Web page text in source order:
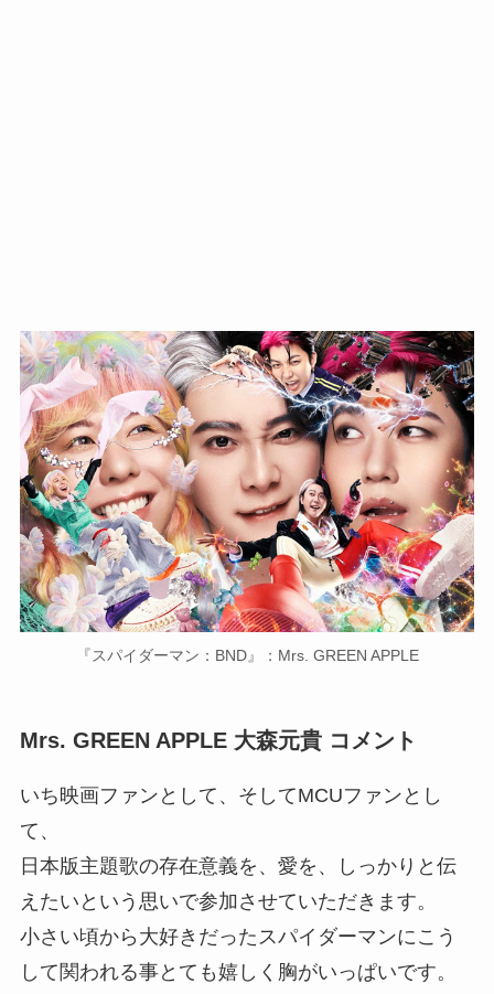
『スパイダーマン：BND』：Mrs. GREEN APPLE
Mrs. GREEN APPLE 大森元貴 コメント
いち映画ファンとして、そしてMCUファンとし
て、
日本版主題歌の存在意義を、愛を、しっかりと伝
えたいという思いで参加させていただきます。
小さい頃から大好きだったスパイダーマンにこう
して関われる事とても嬉しく胸がいっぱいです。